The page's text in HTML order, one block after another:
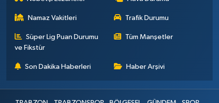
Namaz Vakitleri Trafik Durumu
Süper Lig Puan Durumu
ve Fikstür
Tüm Manşetler
Son Dakika Haberleri Haber Arşivi